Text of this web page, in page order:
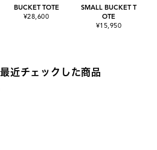
BUCKET TOTE
¥28,600
SMALL BUCKET T
OTE
¥15,950
最近チェックした商品